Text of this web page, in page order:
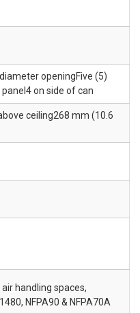
openingFive (5)
on side of can
ceiling268 mm (10.6
handling spaces,
NFPA90 & NFPA70A